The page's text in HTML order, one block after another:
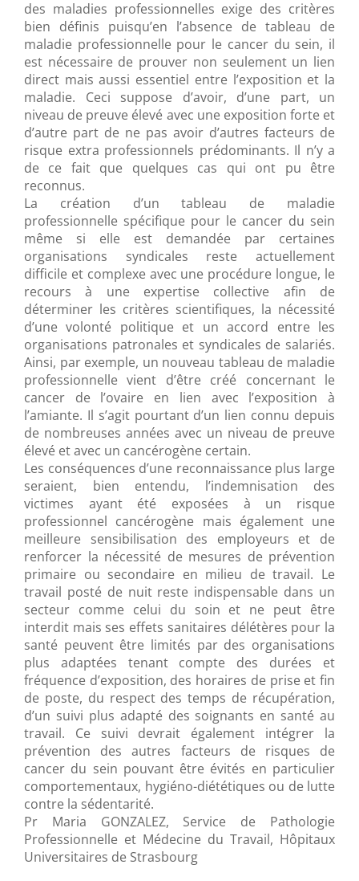
des maladies professionnelles exige des critères
bien définis puisqu’en l’absence de tableau de
maladie professionnelle pour le cancer du sein, il
est nécessaire de prouver non seulement un lien
direct mais aussi essentiel entre l’exposition et la
maladie. Ceci suppose d’avoir, d’une part, un
niveau de preuve élevé avec une exposition forte et
d’autre part de ne pas avoir d’autres facteurs de
risque extra professionnels prédominants. Il n’y a
de ce fait que quelques cas qui ont pu être
reconnus.
La création d’un tableau de maladie
professionnelle spécifique pour le cancer du sein
même si elle est demandée par certaines
organisations syndicales reste actuellement
difficile et complexe avec une procédure longue, le
recours à une expertise collective afin de
déterminer les critères scientifiques, la nécessité
d’une volonté politique et un accord entre les
organisations patronales et syndicales de salariés.
Ainsi, par exemple, un nouveau tableau de maladie
professionnelle vient d’être créé concernant le
cancer de l’ovaire en lien avec l’exposition à
l’amiante. Il s’agit pourtant d’un lien connu depuis
de nombreuses années avec un niveau de preuve
élevé et avec un cancérogène certain.
Les conséquences d’une reconnaissance plus large
seraient, bien entendu, l’indemnisation des
victimes ayant été exposées à un risque
professionnel cancérogène mais également une
meilleure sensibilisation des employeurs et de
renforcer la nécessité de mesures de prévention
primaire ou secondaire en milieu de travail. Le
travail posté de nuit reste indispensable dans un
secteur comme celui du soin et ne peut être
interdit mais ses effets sanitaires délétères pour la
santé peuvent être limités par des organisations
plus adaptées tenant compte des durées et
fréquence d’exposition, des horaires de prise et fin
de poste, du respect des temps de récupération,
d’un suivi plus adapté des soignants en santé au
travail. Ce suivi devrait également intégrer la
prévention des autres facteurs de risques de
cancer du sein pouvant être évités en particulier
comportementaux, hygiéno-diététiques ou de lutte
contre la sédentarité.
Pr Maria GONZALEZ, Service de Pathologie
Professionnelle et Médecine du Travail, Hôpitaux
Universitaires de Strasbourg